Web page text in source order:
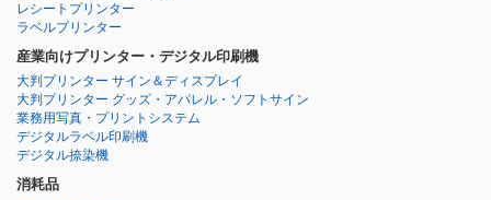
レシートプリンター
ラベルプリンター
産業向けプリンター・デジタル印刷機
大判プリンター サイン＆ディスプレイ
大判プリンター グッズ・アパレル・ソフトサイン
業務用写真・プリントシステム
デジタルラベル印刷機
デジタル捺染機
消耗品